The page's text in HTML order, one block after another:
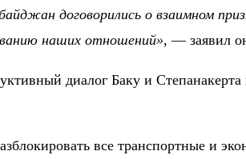
договорились о взаимном
наших отношений», — заявил
диалог Баку и
все транспортные и